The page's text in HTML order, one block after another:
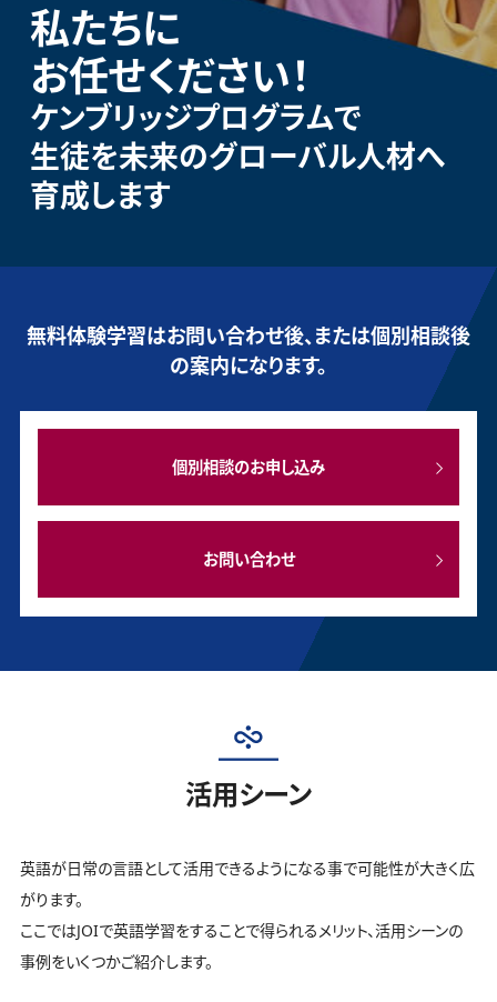
私たちに
お任せください！
ケンブリッジプログラムで
生徒を未来のグローバル人材へ
育成します
無料体験学習はお問い合わせ後、または個別相談後
の案内になります。
個別相談のお申し込み
お問い合わせ
活用シーン
英語が日常の言語として活用できるようになる事で可能性が大きく広
がります。
ここではJOIで英語学習をすることで得られるメリット、活用シーンの
事例をいくつかご紹介します。